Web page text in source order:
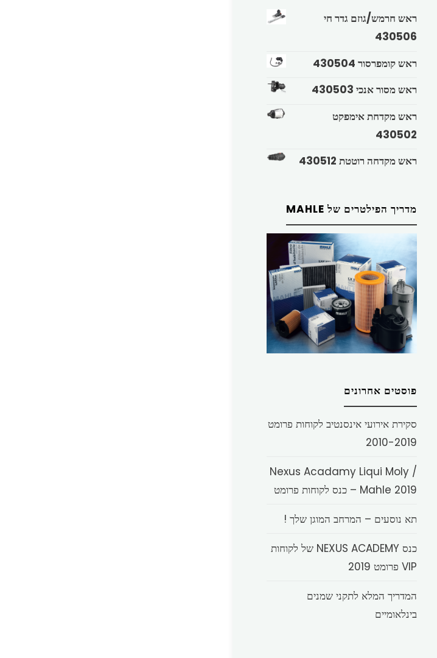
ראש חרמש/גוזם גדר חי
430506
ראש קומפרסור 430504
ראש מסור אנכי 430503
ראש מקדחת אימפקט
430502
ראש מקדחה רוטטת 430512
מדריך הפילטרים של MAHLE
פוסטים אחרונים
סקירת אירועי אינסנטיב לקוחות פרומט
2010-2019
Nexus Acadamy Liqui Moly /
Mahle 2019 – כנס לקוחות פרומט
תא נוסעים – המרחב המוגן שלך !
כנס NEXUS ACADEMY של לקוחות
VIP פרומט 2019
המדריך המלא לתקני שמנים
בינלאומיים